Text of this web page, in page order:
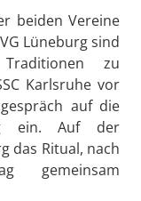
beiden Vereine
Lüneburg sind
zu
Karlsruhe vor
auf die
ein. Auf der
das Ritual, nach
gemeinsam